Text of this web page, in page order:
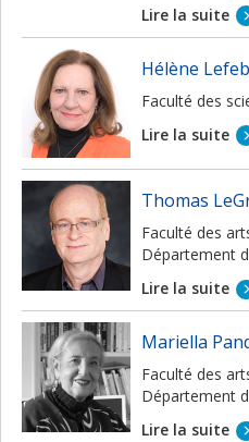
Lire la suite
Hélène
Faculté des
Lire la suite
Thomas
Faculté des
Département
Lire la suite
Mariella
Faculté des
Département
Lire la suite